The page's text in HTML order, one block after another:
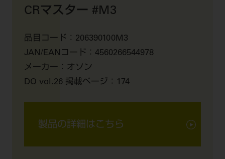
CRマスター #M3
品目コード： 206390100M3
JAN/EANコード： 4560266544978
メーカー： オソン
DO vol.26 掲載ページ： 174
製品の詳細はこちら